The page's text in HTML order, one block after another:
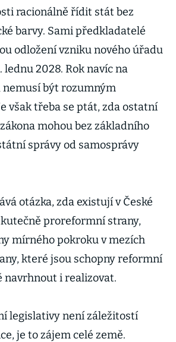
racionálně řídit stát bez
barvy. Sami předkladatelé
odložení vzniku nového úřadu
lednu 2028. Rok navíc na
nemusí být rozumným
však třeba se ptát, zda ostatní
mohou bez základního
správy od samosprávy
otázka, zda existují v České
proreformní strany,
mírného pokroku v mezích
které jsou schopny reformní
navrhnout i realizovat.
legislativy není záležitostí
je to zájem celé země.